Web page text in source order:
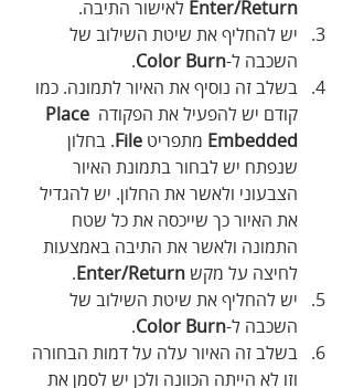
Enter/Return לאישור התיבה.
יש להחליף את שיטת השילוב של
השכבה ל-Color Burn
.
בשלב זה נוסיף את האיור לתמונה. כמו
קודם יש להפעיל את הפקודה Place
Embedded מתפריט File. בחלון
שנפתח יש לבחור בתמונת האיור
הצבעוני ולאשר את החלון. יש להגדיל
את האיור כך שייכסה את כל שטח
התמונה ולאשר את התיבה באמצעות
לחיצה על מקש Enter/Return
.
יש להחליף את שיטת השילוב של
השכבה ל-Color Burn
.
בשלב זה האיור עלה על דמות הבחורה
וזו לא הייתה הכוונה ולכן יש לסמן את